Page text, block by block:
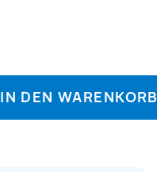
IN DEN WARENKORB